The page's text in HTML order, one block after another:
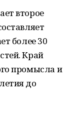
второе
более 30
Край
промысла и
до